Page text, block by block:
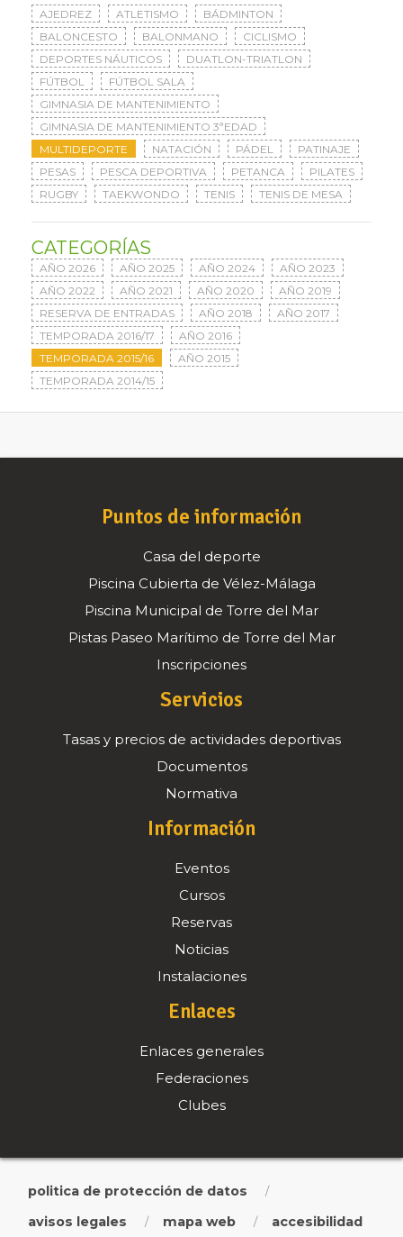
AJEDREZ
ATLETISMO
BÁDMINTON
BALONCESTO
BALONMANO
CICLISMO
DEPORTES NÁUTICOS
DUATLON-TRIATLON
FÚTBOL
FÚTBOL SALA
GIMNASIA DE MANTENIMIENTO
GIMNASIA DE MANTENIMIENTO 3ªEDAD
MULTIDEPORTE
NATACIÓN PÁDEL
PATINAJE
PESAS
PESCA DEPORTIVA PETANCA
PILATES
RUGBY
TAEKWONDO TENIS TENIS DE MESA
CATEGORÍAS
AÑO 2026 AÑO 2025 AÑO 2024
AÑO 2023
AÑO 2022
AÑO 2021 AÑO 2020
AÑO 2019
RESERVA DE ENTRADAS
AÑO 2018
AÑO 2017
TEMPORADA 2016/17
AÑO 2016
TEMPORADA 2015/16
AÑO 2015
TEMPORADA 2014/15
Puntos de información
Casa del deporte
Piscina Cubierta de Vélez-Málaga
Piscina Municipal de Torre del Mar
Pistas Paseo Marítimo de Torre del Mar
Inscripciones
Servicios
Tasas y precios de actividades deportivas
Documentos
Normativa
Información
Eventos
Cursos
Reservas
Noticias
Instalaciones
Enlaces
Enlaces generales
Federaciones
Clubes
politica de protección de datos /
avisos legales / mapa web / accesibilidad